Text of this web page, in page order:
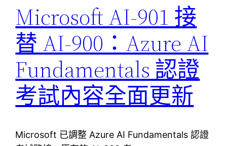
Microsoft AI-901 接
替 AI-900：Azure AI
Fundamentals 認證
考試內容全面更新
Microsoft 已調整 Azure AI Fundamentals 認證